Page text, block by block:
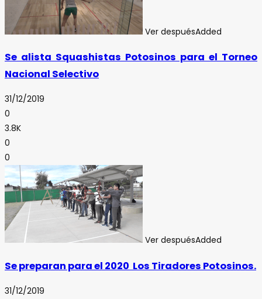
Ver despuésAdded
Se alista Squashistas Potosinos para el Torneo
Nacional Selectivo
31/12/2019
0
3.8K
0
0
Ver despuésAdded
Se preparan para el 2020 Los Tiradores Potosinos.
31/12/2019